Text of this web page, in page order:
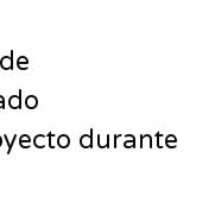
durante